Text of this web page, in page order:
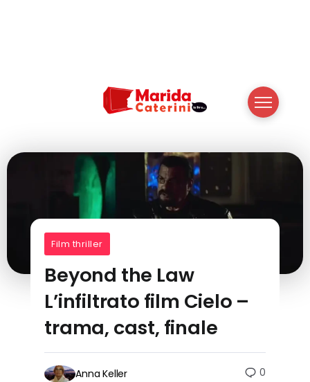
Film thriller
Beyond the Law
L’infiltrato film Cielo –
trama, cast, finale
Anna Keller 0